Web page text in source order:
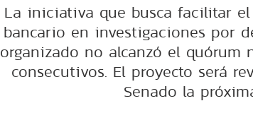
La iniciativa que busca facilitar
bancario en investigaciones por
organizado no alcanzó el quórum
consecutivos. El proyecto será
Senado la